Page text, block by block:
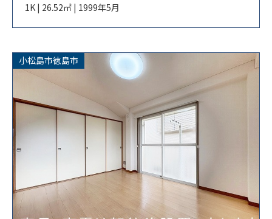
1K | 26.52㎡ | 1999年5月
小松島市徳島市